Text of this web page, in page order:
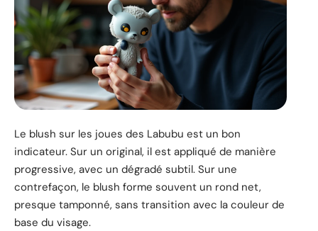
Le blush sur les joues des Labubu est un bon
indicateur. Sur un original, il est appliqué de manière
progressive, avec un dégradé subtil. Sur une
contrefaçon, le blush forme souvent un rond net,
presque tamponné, sans transition avec la couleur de
base du visage.